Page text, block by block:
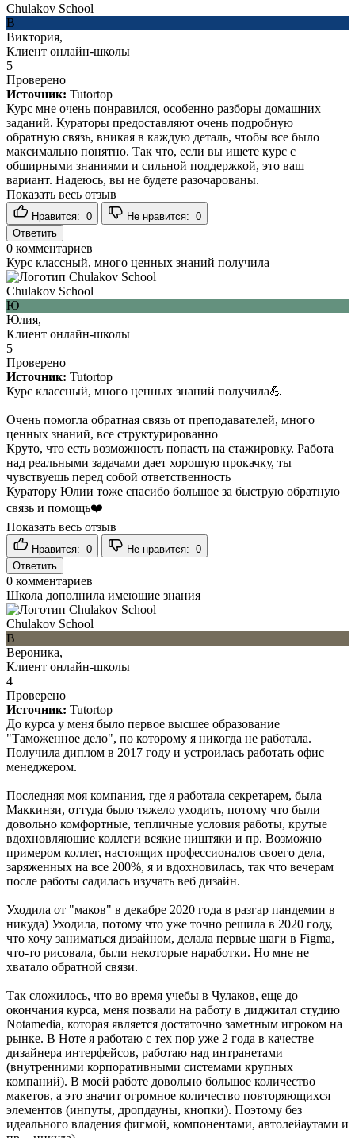
Chulakov School
В
Виктория,
Клиент онлайн-школы
5
Проверено
Источник: Tutortop
Курс мне очень понравился, особенно разборы домашних
заданий. Кураторы предоставляют очень подробную
обратную связь, вникая в каждую деталь, чтобы все было
максимально понятно. Так что, если вы ищете курс с
обширными знаниями и сильной поддержкой, это ваш
вариант. Надеюсь, вы не будете разочарованы.
Показать весь отзыв
Нравится: 0 Не нравится: 0
Ответить
0 комментариев
Курс классный, много ценных знаний получила
Chulakov School
Ю
Юлия,
Клиент онлайн-школы
5
Проверено
Источник: Tutortop
Курс классный, много ценных знаний получила💪
Очень помогла обратная связь от преподавателей, много
ценных знаний, все структурированно
Круто, что есть возможность попасть на стажировку. Работа
над реальными задачами дает хорошую прокачку, ты
чувствуешь перед собой ответственность
Куратору Юлии тоже спасибо большое за быструю обратную
связь и помощь❤️
Показать весь отзыв
Нравится: 0 Не нравится: 0
Ответить
0 комментариев
Школа дополнила имеющие знания
Chulakov School
В
Вероника,
Клиент онлайн-школы
4
Проверено
Источник: Tutortop
До курса у меня было первое высшее образование
"Таможенное дело", по которому я никогда не работала.
Получила диплом в 2017 году и устроилась работать офис
менеджером.
Последняя моя компания, где я работала секретарем, была
Маккинзи, оттуда было тяжело уходить, потому что были
довольно комфортные, тепличные условия работы, крутые
вдохновляющие коллеги всякие ништяки и пр. Возможно
примером коллег, настоящих профессионалов своего дела,
заряженных на все 200%, я и вдохновилась, так что вечерам
после работы садилась изучать веб дизайн.
Уходила от "маков" в декабре 2020 года в разгар пандемии в
никуда) Уходила, потому что уже точно решила в 2020 году,
что хочу заниматься дизайном, делала первые шаги в Figma,
что-то рисовала, были некоторые наработки. Но мне не
хватало обратной связи.
Так сложилось, что во время учебы в Чулаков, еще до
окончания курса, меня позвали на работу в диджитал студию
Notamedia, которая является достаточно заметным игроком на
рынке. В Ноте я работаю с тех пор уже 2 года в качестве
дизайнера интерфейсов, работаю над интранетами
(внутренними корпоративными системами крупных
компаний). В моей работе довольно большое количество
макетов, а это значит огромное количество повторяющихся
элементов (инпуты, дропдауны, кнопки). Поэтому без
идеального владения фигмой, компонентами, автолейаутами и